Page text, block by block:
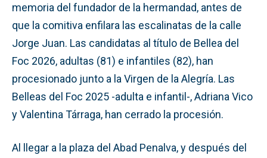
memoria del fundador de la hermandad, antes de
que la comitiva enfilara las escalinatas de la calle
Jorge Juan. Las candidatas al título de Bellea del
Foc 2026, adultas (81) e infantiles (82), han
procesionado junto a la Virgen de la Alegría. Las
Belleas del Foc 2025 -adulta e infantil-, Adriana Vico
y Valentina Tárraga, han cerrado la procesión.
Al llegar a la plaza del Abad Penalva, y después del